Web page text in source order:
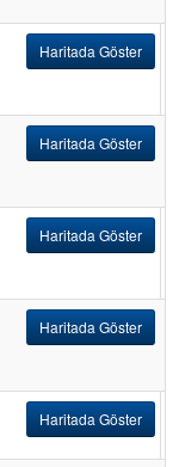
Haritada Göster
Haritada Göster
Haritada Göster
Haritada Göster
Haritada Göster